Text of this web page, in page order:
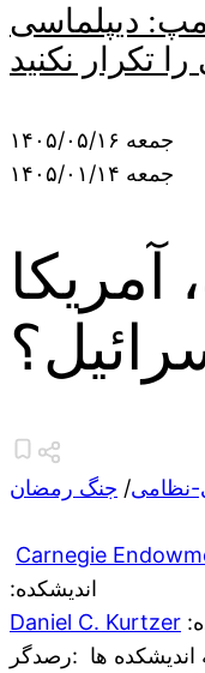
دیپلماسی
تکرار نکنید
جمعه ۱۴۰۵/۰۵/۱۶
جمعه ۱۴۰۵/۰۱/۱۴
نظامی/ جنگ رمضان
Carnegie
:اندیشکده
Daniel C. Kurtzer
ها :رصدگر